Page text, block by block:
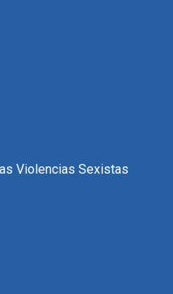
Violencias Sexistas